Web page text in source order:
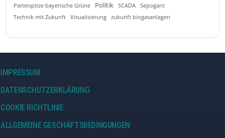
Parteispitze bayerische Grüne
Politik SCADA
Sepogant
Technik mit Zukunft
Visualisierung zukunft biogasanlagen
IMPRESSUM
DATENSCHUTZERKLÄRUNG
COOKIE RICHTLINIE
ALLGEMEINE GESCHÄFTSBEDINGUNGEN